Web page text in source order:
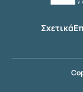
Σχετικά